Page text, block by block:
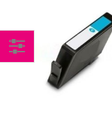
Comprar